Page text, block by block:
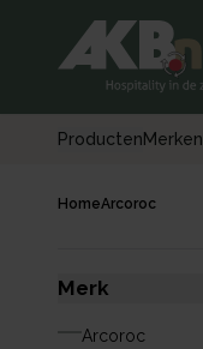
ProductenMerken
HomeArcoroc
Merk
Arcoroc